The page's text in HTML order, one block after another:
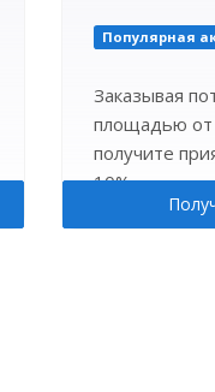
Популярная
Заказывая
площадью от
получите
10%.